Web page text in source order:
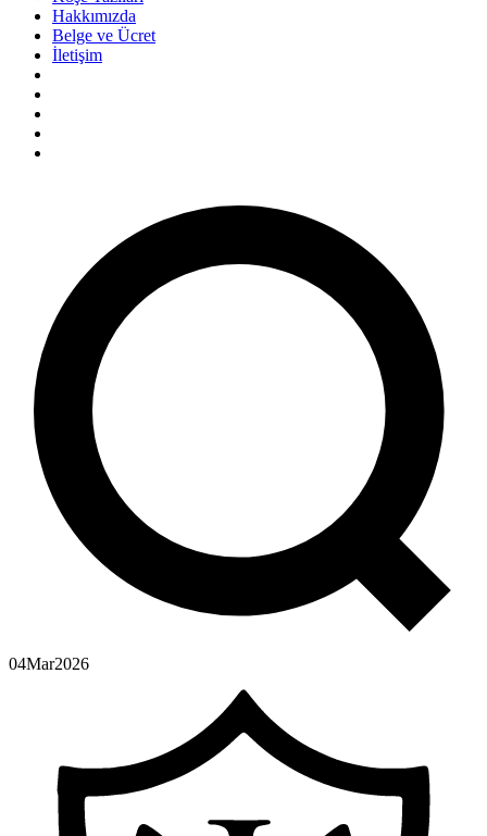
Hakkımızda
Belge ve Ücret
İletişim
04Mar2026